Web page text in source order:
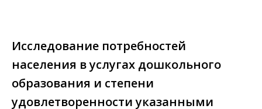
Исследование потребностей
населения в услугах дошкольного
образования и степени
удовлетворенности указанными